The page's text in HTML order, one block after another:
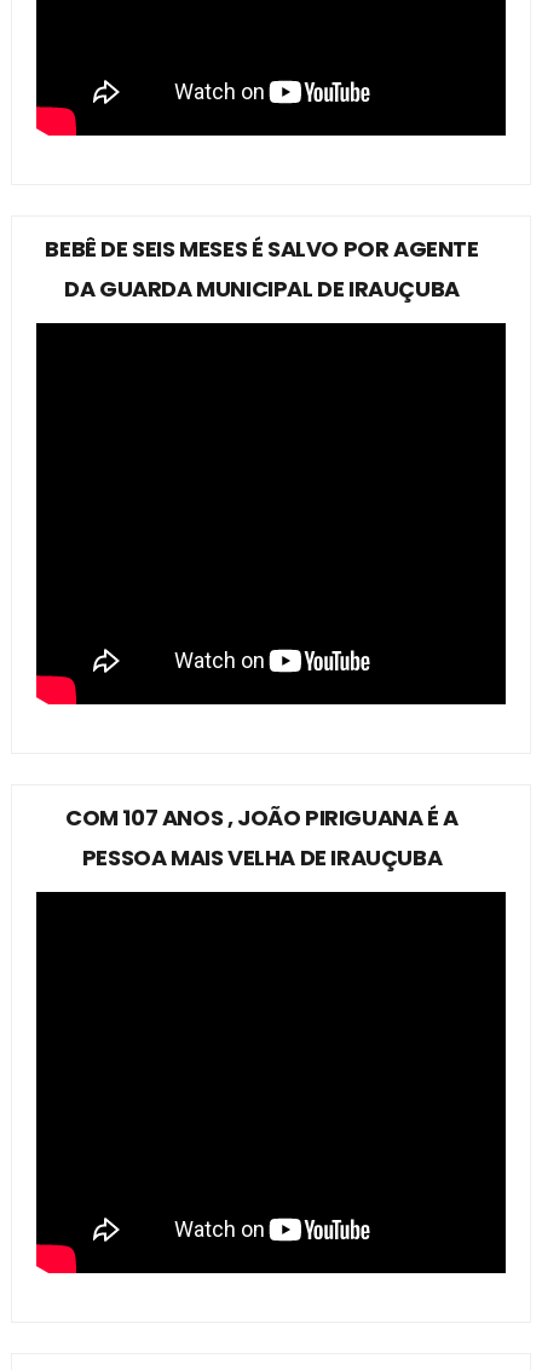
BEBÊ DE SEIS MESES É SALVO POR AGENTE
DA GUARDA MUNICIPAL DE IRAUÇUBA
COM 107 ANOS , JOÃO PIRIGUANA É A
PESSOA MAIS VELHA DE IRAUÇUBA